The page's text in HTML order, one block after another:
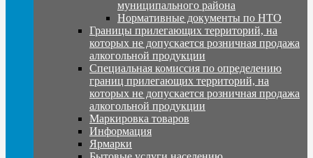
муниципального района
Нормативные документы по НТО
Границы прилегающих территорий, на
которых не допускается розничная продажа
алкогольной продукции
Специальная комиссия по определению
границ прилегающих территорий, на
которых не допускается розничная продажа
алкогольной продукции
Маркировка товаров
Информация
Ярмарки